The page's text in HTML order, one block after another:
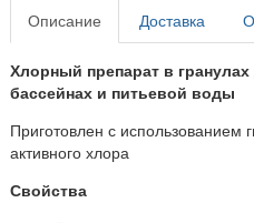
Описание Доставка
Хлорный препарат в
бассейнах и питьевой воды
Приготовлен с использованием
активного хлора
Свойства